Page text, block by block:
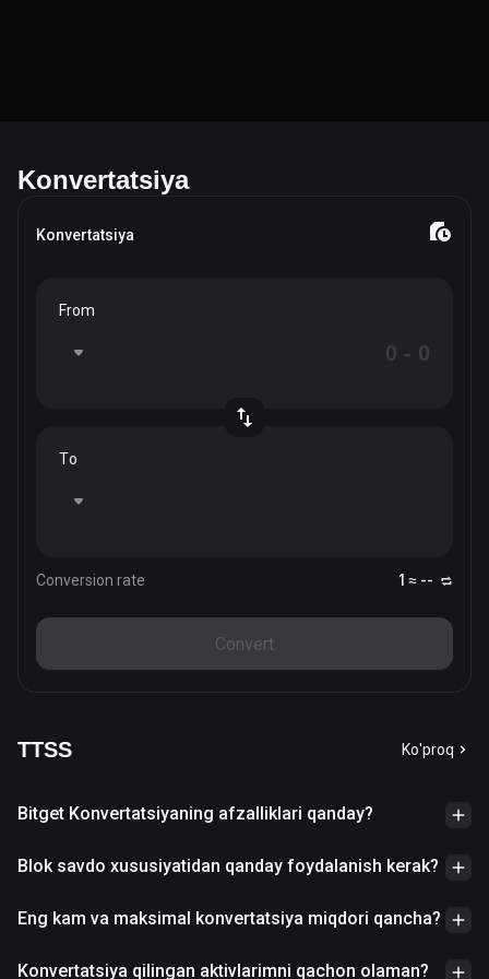
Konvertatsiya
Konvertatsiya
From
To
Conversion rate 1 ≈ --
Convert
TTSS Ko'proq
Bitget Konvertatsiyaning afzalliklari qanday?
Blok savdo xususiyatidan qanday foydalanish kerak?
Eng kam va maksimal konvertatsiya miqdori qancha?
Konvertatsiya qilingan aktivlarimni qachon olaman?